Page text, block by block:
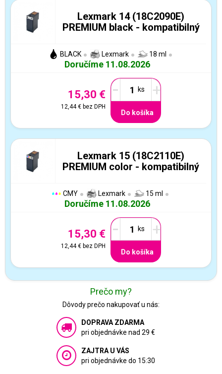
Lexmark 14 (18C2090E)
PREMIUM black - kompatibilný
BLACK Lexmark 18 ml
Doručíme 11.08.2026
15,30 €
12,44 € bez DPH
- +
Do košíka
Lexmark 15 (18C2110E)
PREMIUM color - kompatibilný
CMY Lexmark 15 ml
Doručíme 11.08.2026
15,30 €
12,44 € bez DPH
- +
Do košíka
Prečo my?
Dôvody prečo nakupovať u nás:
DOPRAVA ZDARMA
pri objednávke nad 29 €
ZAJTRA U VÁS
pri objednávke do 15:30